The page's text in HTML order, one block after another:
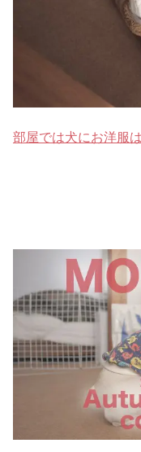
部屋では犬にお洋服